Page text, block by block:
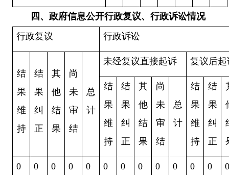
四、政府信息公开行政复议、行政诉讼情况
行政复议
行政诉讼
结
果
维
持
结
果
纠
正
其
他
结
果
尚
未
审
结
总
计
未经复议直接起诉 复议后起
结
果
维
持
结
果
纠
正
其
他
结
果
尚
未
审
结
总
计
结
果
维
持
结
果
纠
正
0 0 0 0 0 0 0 0 0 0 0 0